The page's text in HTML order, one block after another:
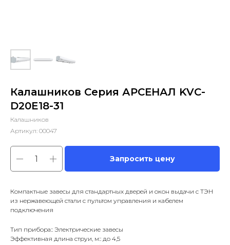
Калашников Серия АРСЕНАЛ KVC-
D20E18-31
Калашников
Артикул: 00047
Запросить цену
Компактные завесы для стандартных дверей и окон выдачи с ТЭН
из нержавеющей стали с пультом управления и кабелем
подключения
Тип прибора:: Электрические завесы
Эффективная длина струи, м:: до 4,5